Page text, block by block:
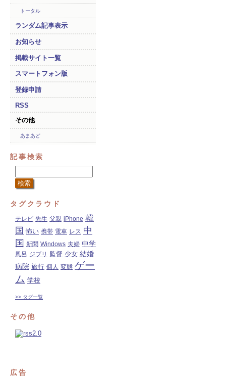
トータル
ランダム記事表示
お知らせ
掲載サイト一覧
スマートフォン版
登録申請
RSS
その他
あまあど
記事検索
タグクラウド
テレビ 先生 父親 iPhone 韓
国 怖い 携帯 電車 レス 中
国 新聞 Windows 夫婦 中学
風呂 ジブリ 監督 少女 結婚
病院 旅行 個人 変態 ゲー
ム 学校
>> タグ一覧
その他
広告